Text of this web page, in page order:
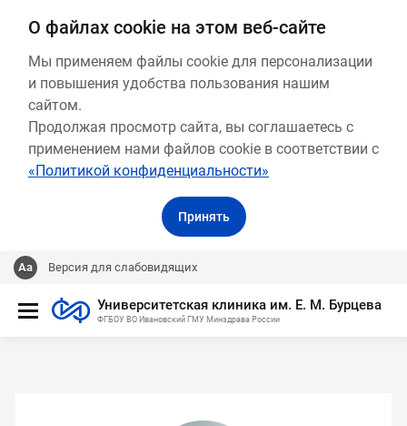
О файлах cookie на этом веб-сайте
Мы применяем файлы cookie для персонализации
и повышения удобства пользования нашим
сайтом.
Продолжая просмотр сайта, вы соглашаетесь с
применением нами файлов cookie в соответствии с
«Политикой конфиденциальности»
Принять
Версия для слабовидящих
Университетская клиника им. Е. М. Бурцева
ФГБОУ ВО Ивановский ГМУ Минздрава России